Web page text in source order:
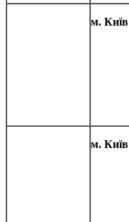
м. Київ
м. Київ